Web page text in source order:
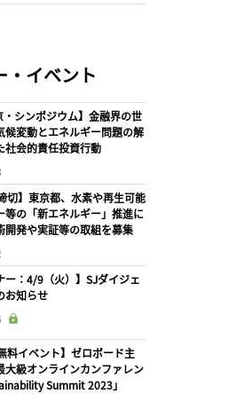
・イベント
・シンポジウム】金融界の世
候変動とエネルギー問題の解
社会的責任投資行動
切】東京都、水素や再生可能
等の「新エネルギー」推進に
開発や実証等の取組を募集
ー：4/9（火）】SJダイジェ
お知らせ
料イベント】ゼロボード主
大級オンラインカンファレン
Summit 2023」